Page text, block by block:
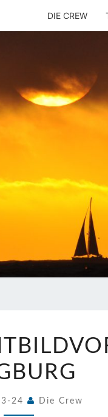
DIE CREW
IN
24 Die Crew